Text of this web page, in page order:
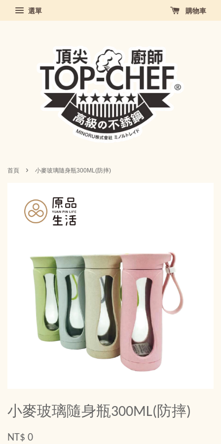
選單 購物車
首頁 › 小麥玻璃隨身瓶300ML(防摔)
小麥玻璃隨身瓶300ML(防摔)
NT$ 0